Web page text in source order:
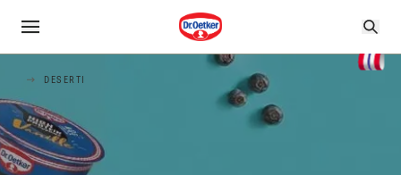
DESERTI